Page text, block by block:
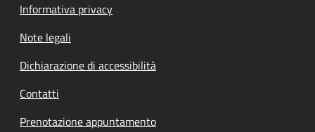
Informativa privacy
Note legali
Dichiarazione di accessibilità
Contatti
Prenotazione appuntamento